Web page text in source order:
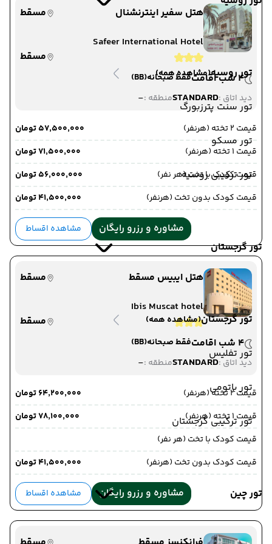
تور روسیه(مشاهده همه)
تور سنت پترزبورگ
تور مسکو
تور ترکیبی روسیه
تور گرجستان
تور گرجستان(مشاهده همه)
تور تفلیس
تور باتومی
تور ترکیبی گرجستان
تور چین
هتل سفیر اینترنشنال
مسقط
Safeer International Hotel
مسقط
4 شب اقامت
فقط صبحانه(BB)
دید اتاق :STANDARDمنطقه :-
قیمت 2 تخته (هرنفر)
۵۷٬۵۰۰٬۰۰۰ تومان
قیمت 1 تخته (هرنفر)
۷۱٬۵۰۰٬۰۰۰ تومان
قیمت کودک با تخت (هر نفر)
۵۶٬۰۰۰٬۰۰۰ تومان
قیمت کودک بدون تخت (هرنفر)
۴۱٬۵۰۰٬۰۰۰ تومان
مشاوره و رزرو رایگان مشاهده اقساط
هتل ایبیس مسقط
مسقط
Ibis Muscat hotel
مسقط
4 شب اقامت
فقط صبحانه(BB)
دید اتاق :STANDARDمنطقه :-
قیمت 2 تخته (هرنفر)
۶۴٬۲۰۰٬۰۰۰ تومان
قیمت 1 تخته (هرنفر)
۷۸٬۱۰۰٬۰۰۰ تومان
قیمت کودک با تخت (هر نفر)
قیمت کودک بدون تخت (هرنفر)
۴۱٬۵۰۰٬۰۰۰ تومان
مشاوره و رزرو رایگان مشاهده اقساط